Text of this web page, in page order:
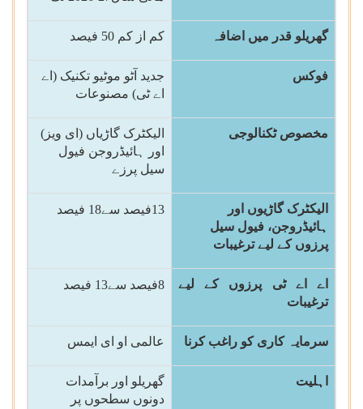
گھریلو قدر میں اضافہ کم از کم 50 فیصد
فوکس
جدید آٹو موٹیو تکنیک (اے
اے ٹی) مصنوعات
مخصوص ٹکنالوجی
الیکٹرک گاڑیاں (ای ویز)
اور ہائیڈروجن فیول
سیل پرزے
الیکٹرک گاڑیوں اور
ہائیڈروجن، فیول سیل
پرزوں کے لیے ترغیبات
13فیصد سے18 فیصد
اے اے ٹی پرزوں کے لیے
ترغیبات
8فیصد سے13 فیصد
سرمایہ کاری کو راغب کرنا عالمی او ای ایمس
اہلیت
گھریلو اور برآمدات
دونوں سطحوں پر